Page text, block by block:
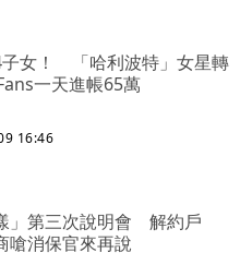
女！ 「哈利波特」女星轉
一天進帳65萬
16:46
」第三次說明會 解約戶
嗆消保官來再說